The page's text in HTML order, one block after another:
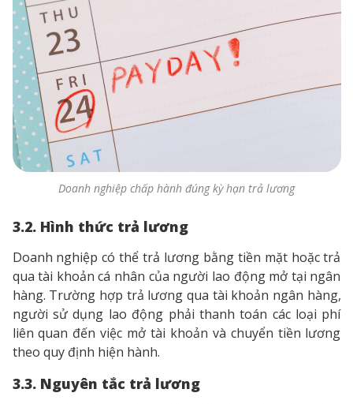
Doanh nghiệp chấp hành đúng kỳ hạn trả lương
3.2. Hình thức trả lương
Doanh nghiệp có thể trả lương bằng tiền mặt hoặc trả
qua tài khoản cá nhân của người lao động mở tại ngân
hàng. Trường hợp trả lương qua tài khoản ngân hàng,
người sử dụng lao động phải thanh toán các loại phí
liên quan đến việc mở tài khoản và chuyển tiền lương
theo quy định hiện hành.
3.3. Nguyên tắc trả lương